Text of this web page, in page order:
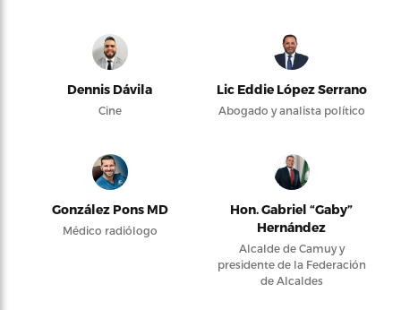
Dennis Dávila
Cine
Lic Eddie López Serrano
Abogado y analista político
González Pons MD
Médico radiólogo
Hon. Gabriel “Gaby”
Hernández
Alcalde de Camuy y
presidente de la Federación
de Alcaldes